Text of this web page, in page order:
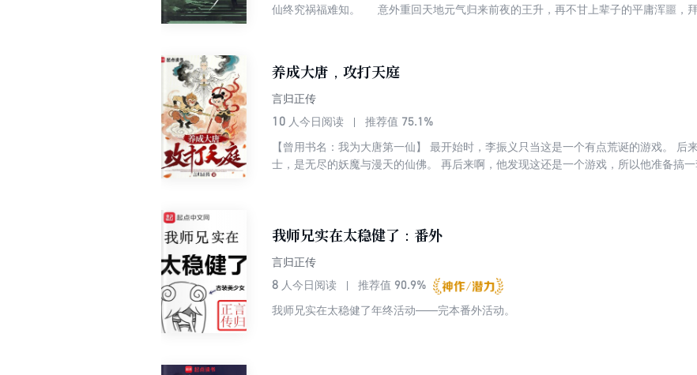
仙终究祸福难知。 意外重回天地元气归来前夜的王升，再不甘上辈子的平庸浑噩
养成大唐，攻打天庭
言归正传
10 人今日阅读 推荐值 75.1%
【曾用书名：我为大唐第一仙】 最开始时，李振义只当这是一个有点荒诞的游戏。 后
士，是无尽的妖魔与漫天的仙佛。 再后来啊，他发现这还是一个游戏，所以他准备搞
我师兄实在太稳健了：番外
言归正传
8 人今日阅读 推荐值 90.9%
我师兄实在太稳健了年终活动——完本番外活动。